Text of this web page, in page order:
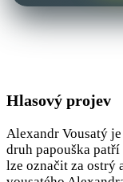
Hlasový projev
Alexandr Vousatý
druh papouška
lze označit za ostrý